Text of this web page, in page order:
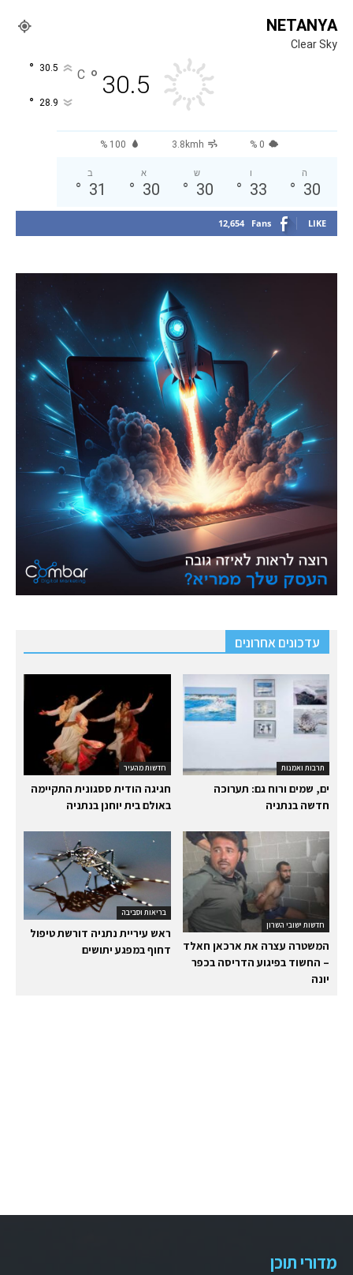
NETANYA
Clear Sky
30.5
°
C
30.5
°
28.9
°
100 % 3.8kmh 0 %
ה
30
°
ו
33
°
ש
30
°
א
30
°
ב
31
°
12,654 Fans LIKE
עדכונים אחרונים
חדשות מהעיר
חגיגה הודית ססגונית התקיימה
באולם בית יוחנן בנתניה
תרבות ואמנות
ים, שמים ורוח גם: תערוכה
חדשה בנתניה
בריאות וסביבה
ראש עיריית נתניה דורשת טיפול
דחוף במפגע יתושים
חדשות ישובי השרון
המשטרה עצרה את ארכאן חאלד
– החשוד בפיגוע הדריסה בכפר
יונה
מדורי תוכן